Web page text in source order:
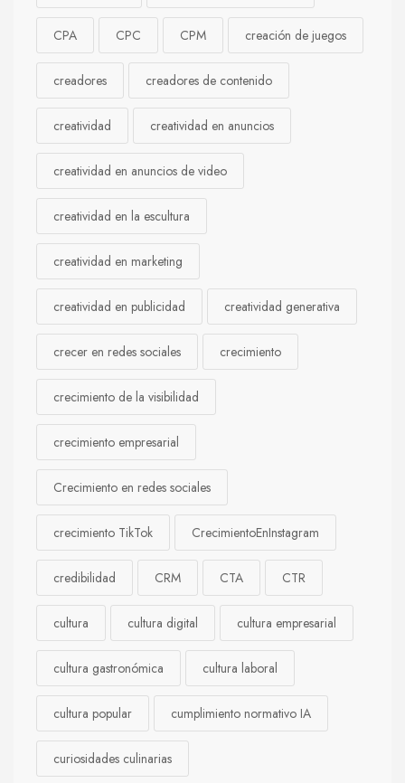
CPA CPC CPM creación de juegos
creadores creadores de contenido
creatividad creatividad en anuncios
creatividad en anuncios de video
creatividad en la escultura
creatividad en marketing
creatividad en publicidad creatividad generativa
crecer en redes sociales crecimiento
crecimiento de la visibilidad
crecimiento empresarial
Crecimiento en redes sociales
crecimiento TikTok CrecimientoEnInstagram
credibilidad CRM CTA CTR
cultura cultura digital cultura empresarial
cultura gastronómica cultura laboral
cultura popular cumplimiento normativo IA
curiosidades culinarias